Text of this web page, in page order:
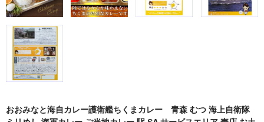
お年賀せんべい
プリントせんべいギフト箱
お問い合わせ（個人のお客様専用）
おおみなと海自カレー護衛艦ちくまカレー 青森 むつ 海上自衛隊